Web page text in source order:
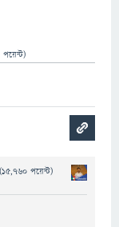
পয়েন্ট)
(15,760 পয়েন্ট)